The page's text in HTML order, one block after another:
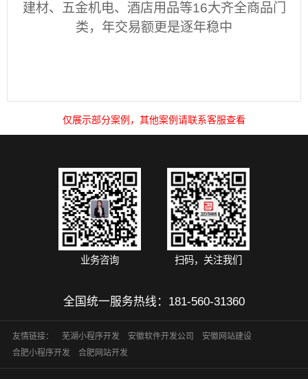
建材、五金机电、酒店用品等16大齐全商品门
类，年交易额更是逐年稳中
仅展示部分案例，其他案例请联系客服查看
业务咨询 扫码，关注我们
全国统一服务热线： 181-560-31360
友情链接： 芜湖小程序开发 安徽软件开发公司
安徽网站建设
合肥小程序开发
合肥网站开发